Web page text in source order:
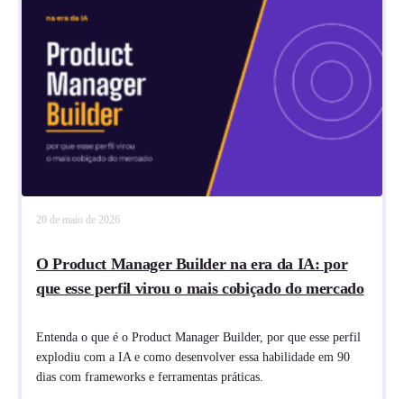
20 de maio de 2026
O Product Manager Builder na era da IA: por
que esse perfil virou o mais cobiçado do mercado
Entenda o que é o Product Manager Builder, por que esse perfil
explodiu com a IA e como desenvolver essa habilidade em 90
dias com frameworks e ferramentas práticas.